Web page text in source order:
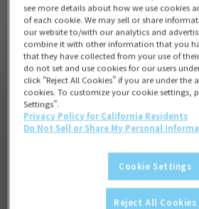
see more details about how we use cookies
of each cookie. We may sell or share
our website to/with our analytics and
combine it with other information that you
that they have collected from your use of
do not set and use cookies for our users
click “Reject All Cookies” if you are under the
cookies. To customize your cookie settings,
Settings”.
Privacy Policy for California Residents
Do Not Sell or Share My Personal
Cookie Settings
Reject All Cookies